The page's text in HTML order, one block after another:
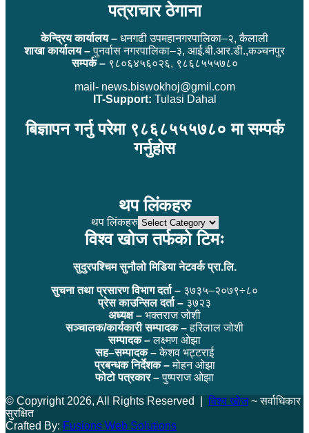
पत्राचार ठेगाना
केन्द्रिय कार्यालय – धनगढी उपमहानगरपालिका–२, कैलाली
शाखा कार्यालय –पुनर्वास नगरपालिका–३, आई.बी.आर.डी.,कञ्चनपुर
सम्पर्क –९८०६४५६०२६, ९८६८५५५७८०
mail- news.biswokhoj@gmil.com
IT-Support: Tulasi Dahal
बिज्ञापन गर्नु परेमा ९८६८५५५७८० मा सम्पर्क
गर्नुहोस
थप लिंकहरु
थप लिंकहरु
विश्व खोज तर्फको टिमः
सुदुरपश्चिम सुनौलो मिडिया नेटवर्क प्रा.लि.
सुचना तथा प्रसारण विभाग दर्ता – ३७३५–२०७९÷८०
प्रेस काउन्सिल दर्ता – ३७२३
अध्यक्ष – भक्तराज जोशी
सञ्चालक/कार्यकारी सम्पादक –हरिलाल जोशी
सम्पादक –लक्ष्मण ओझा
सह–सम्पादक –केशव भट्टराई
प्रबन्धक निर्देशक –मोहन ओझा
फोटो पत्रकार –पुष्पराज ओझा
© Copyright 2026, All Rights Reserved | विश्व खोज~ सर्वाधिकार
सुरक्षित
Crafted By: Fusions Web Solutions